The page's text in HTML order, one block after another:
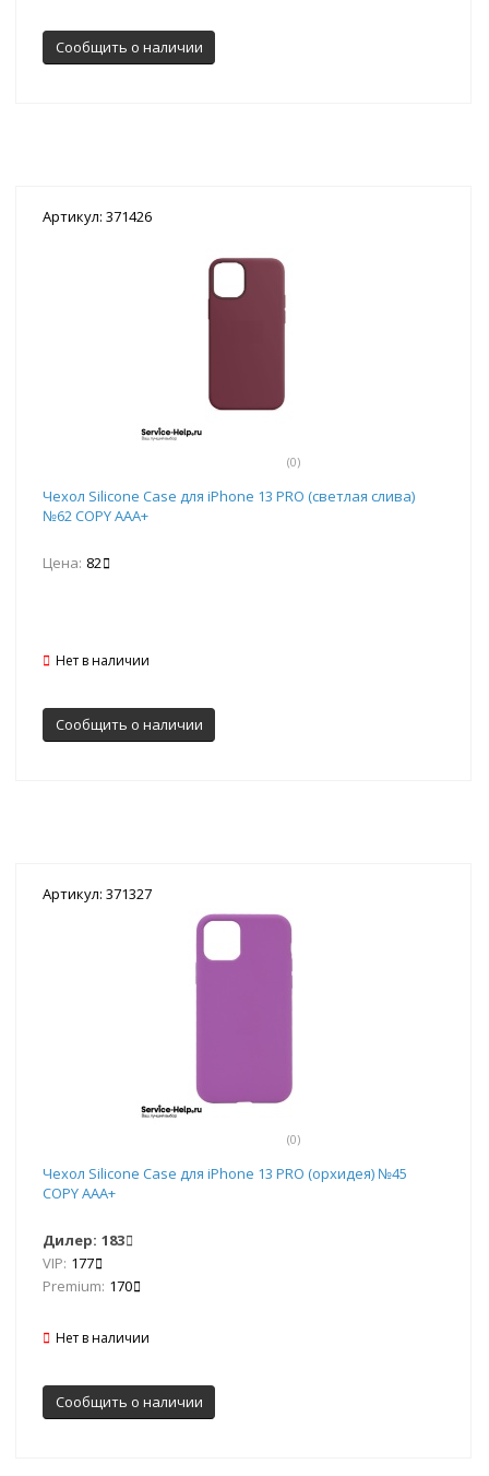
Сообщить о наличии
Артикул: 371426
(0)
Чехол Silicone Case для iPhone 13 PRO (светлая слива)
№62 COPY AAA+
Цена: 82
Нет в наличии
Сообщить о наличии
Артикул: 371327
(0)
Чехол Silicone Case для iPhone 13 PRO (орхидея) №45
COPY AAA+
Дилер: 183
VIP: 177
Premium: 170
Нет в наличии
Сообщить о наличии